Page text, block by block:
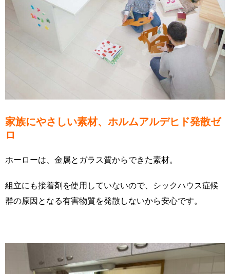
家族にやさしい素材、ホルムアルデヒド発散ゼ
ロ
ホーローは、金属とガラス質からできた素材。
組立にも接着剤を使用していないので、シックハウス症候
群の原因となる有害物質を発散しないから安心です。